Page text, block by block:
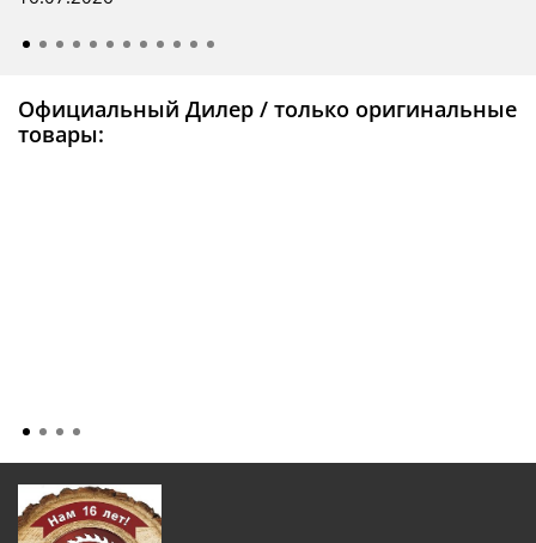
Официальный Дилер / только оригинальные
товары: